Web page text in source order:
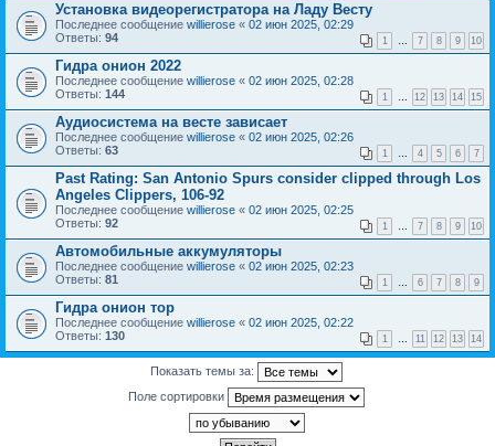
Установка видеорегистратора на Ладу Весту
Последнее сообщение willierose « 02 июн 2025, 02:29
Ответы: 94 1 … 7 8 9 10
Гидра онион 2022
Последнее сообщение willierose « 02 июн 2025, 02:28
Ответы: 144 1 … 12 13 14 15
Аудиосистема на весте зависает
Последнее сообщение willierose « 02 июн 2025, 02:26
Ответы: 63 1 … 4 5 6 7
Past Rating: San Antonio Spurs consider clipped through Los
Angeles Clippers, 106-92
Последнее сообщение willierose « 02 июн 2025, 02:25
Ответы: 92 1 … 7 8 9 10
Автомобильные аккумуляторы
Последнее сообщение willierose « 02 июн 2025, 02:23
Ответы: 81 1 … 6 7 8 9
Гидра онион тор
Последнее сообщение willierose « 02 июн 2025, 02:22
Ответы: 130 1 … 11 12 13 14
Показать темы за:
Поле сортировки